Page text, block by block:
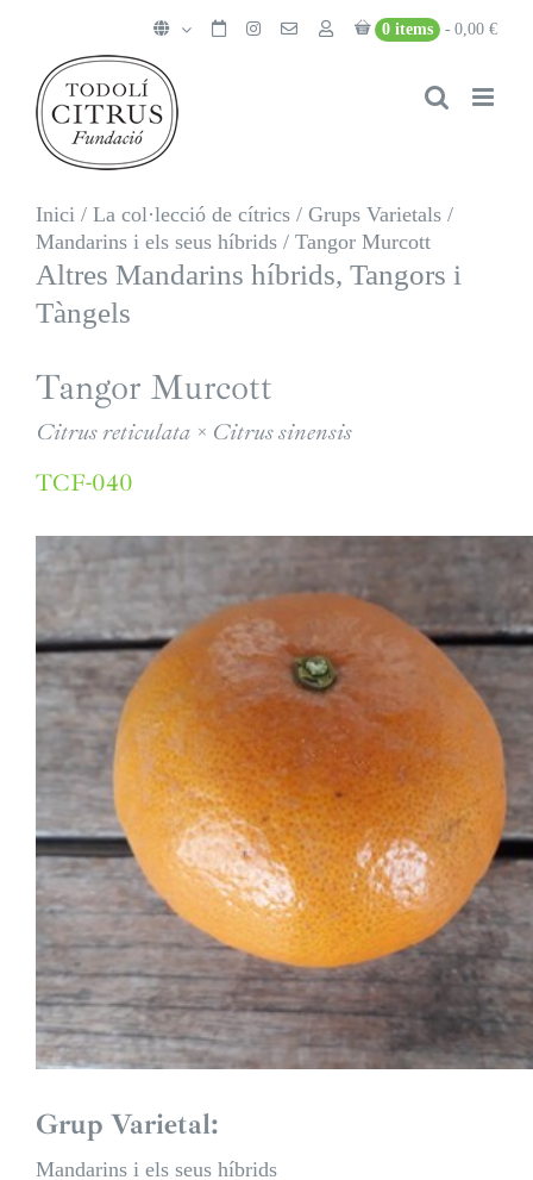
content
0 items 0,00 €
Inici / La col·lecció de cítrics / Grups Varietals /
Mandarins i els seus híbrids / Tangor Murcott
Altres Mandarins híbrids, Tangors i
Tàngels
Tangor Murcott
Citrus reticulata × Citrus sinensis
TCF-040
Grup Varietal:
Mandarins i els seus híbrids